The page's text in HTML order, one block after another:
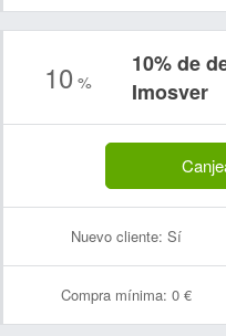
10 %
10% de
Imosver
Nuevo cliente: Sí
Compra mínima: 0 €